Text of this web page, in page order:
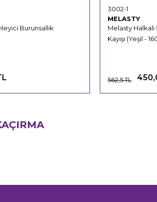
Burunsallık
MELASTY
Melasty
Kayışı (Yeşil -
3002-1
562,5 TL